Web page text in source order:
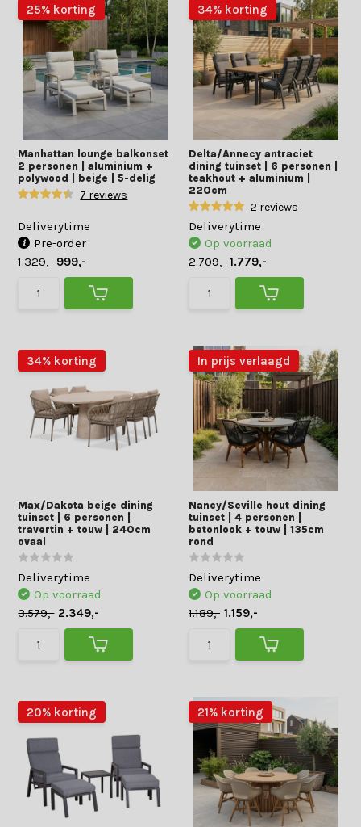
25% korting
Manhattan lounge balkonset
2 personen | aluminium +
polywood | beige | 5-delig
7 reviews
Deliverytime
Pre-order
1.329,- 999,-
34% korting
Delta/Annecy antraciet
dining tuinset | 6 personen |
teakhout + aluminium |
220cm
2 reviews
Deliverytime
Op voorraad
2.709,- 1.779,-
34% korting
Max/Dakota beige dining
tuinset | 6 personen |
travertin + touw | 240cm
ovaal
Deliverytime
Op voorraad
3.579,- 2.349,-
In prijs verlaagd
Nancy/Seville hout dining
tuinset | 4 personen |
betonlook + touw | 135cm
rond
Deliverytime
Op voorraad
1.189,- 1.159,-
20% korting 21% korting